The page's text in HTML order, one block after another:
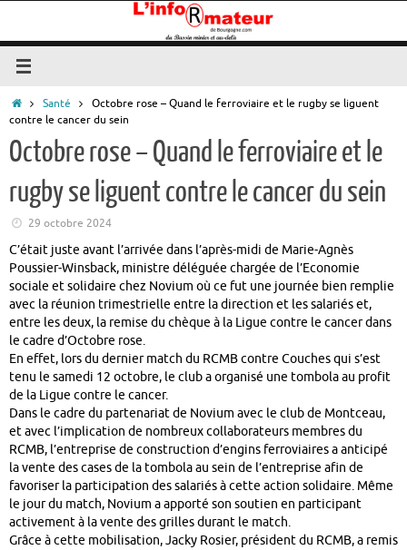
contenu
Accueil
Santé
Octobre rose – Quand le ferroviaire et le rugby se liguent
contre le cancer du sein
Octobre rose – Quand le ferroviaire et le
rugby se liguent contre le cancer du sein
29 octobre 2024
C’était juste avant l’arrivée dans l’après-midi de Marie-Agnès
Poussier-Winsback, ministre déléguée chargée de l’Economie
sociale et solidaire chez Novium où ce fut une journée bien remplie
avec la réunion trimestrielle entre la direction et les salariés et,
entre les deux, la remise du chèque à la Ligue contre le cancer dans
le cadre d’Octobre rose.
En effet, lors du dernier match du RCMB contre Couches qui s’est
tenu le samedi 12 octobre, le club a organisé une tombola au profit
de la Ligue contre le cancer.
Dans le cadre du partenariat de Novium avec le club de Montceau,
et avec l’implication de nombreux collaborateurs membres du
RCMB, l’entreprise de construction d’engins ferroviaires a anticipé
la vente des cases de la tombola au sein de l’entreprise afin de
favoriser la participation des salariés à cette action solidaire. Même
le jour du match, Novium a apporté son soutien en participant
activement à la vente des grilles durant le match.
Grâce à cette mobilisation, Jacky Rosier, président du RCMB, a remis